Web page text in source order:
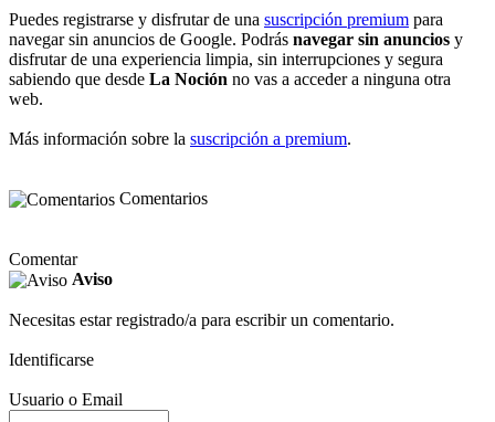
Puedes registrarse y disfrutar de una suscripción premium para
navegar sin anuncios de Google. Podrás navegar sin anuncios y
disfrutar de una experiencia limpia, sin interrupciones y segura
sabiendo que desde La Noción no vas a acceder a ninguna otra
web.
Más información sobre la suscripción a premium.
Comentarios
Comentar
Aviso
Necesitas estar registrado/a para escribir un comentario.
Identificarse
Usuario o Email